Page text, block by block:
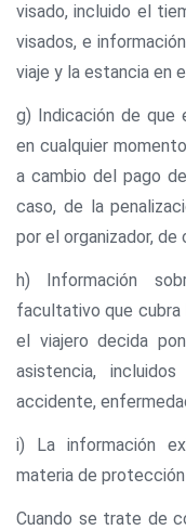
visado, incluido el
visados, e
viaje y la estancia en
g) Indicación de que
en cualquier
a cambio del pago
caso, de la
por el organizador,
h) Información
facultativo que cubra
el viajero decida
asistencia,
accidente,
i) La información
materia de
Cuando se trate de